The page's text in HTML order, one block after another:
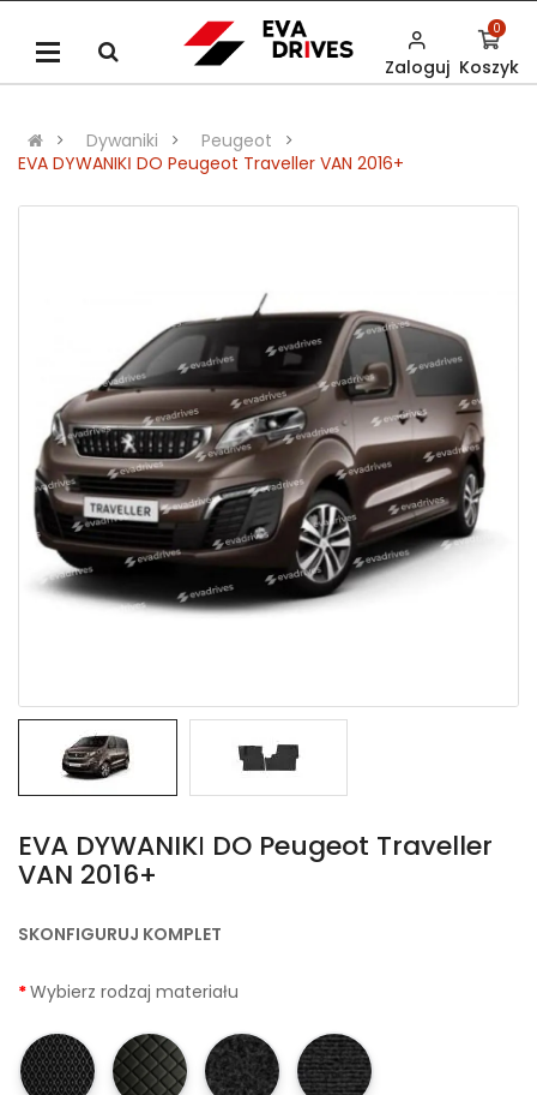
Zaloguj Koszyk
0
Dywaniki
Peugeot
EVA DYWANIKІ DO Peugeot Traveller VAN 2016+
EVA DYWANIKІ DO Peugeot Traveller
VAN 2016+
SKONFIGURUJ KOMPLET
Wybierz rodzaj materiału